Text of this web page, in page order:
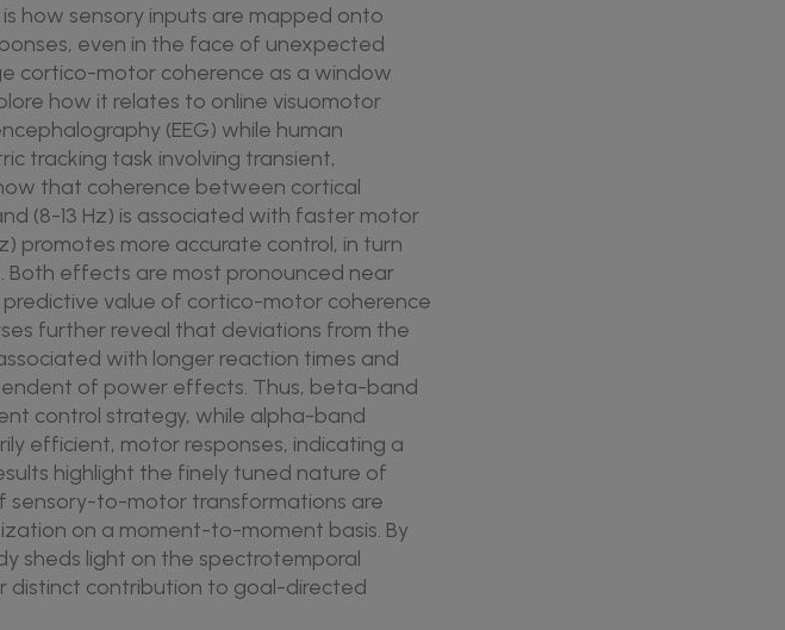
how sensory inputs are mapped onto
even in the face of unexpected
cortico-motor coherence as a window
how it relates to online visuomotor
(EEG) while human
tracking task involving transient,
that coherence between cortical
(8-13 Hz) is associated with faster motor
promotes more accurate control, in turn
Both effects are most pronounced near
value of cortico-motor coherence
further reveal that deviations from the
with longer reaction times and
of power effects. Thus, beta-band
control strategy, while alpha-band
efficient, motor responses, indicating a
highlight the finely tuned nature of
sensory-to-motor transformations are
on a moment-to-moment basis. By
sheds light on the spectrotemporal
distinct contribution to goal-directed